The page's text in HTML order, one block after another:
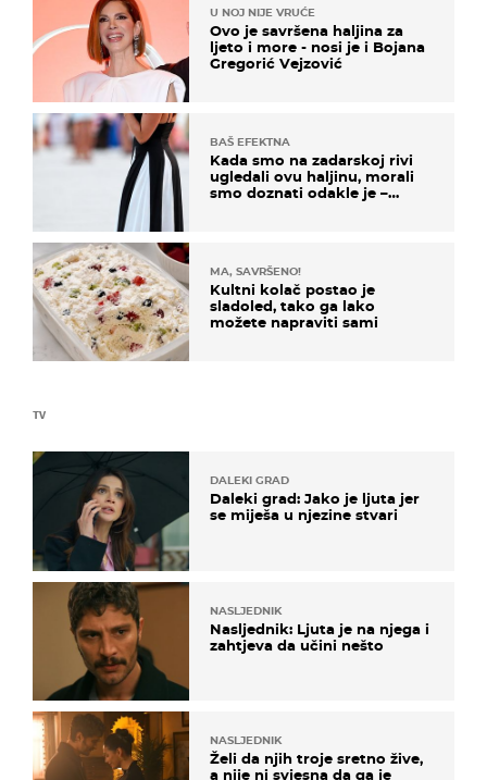
TV
DALEKI GRAD
Daleki grad: Jako je ljuta jer
se miješa u njezine stvari
NASLJEDNIK
Nasljednik: Ljuta je na njega i
zahtjeva da učini nešto
NASLJEDNIK
Želi da njih troje sretno žive,
a nije ni svjesna da ga je
U NOJ NIJE VRUĆE
Ovo je savršena haljina za
ljeto i more - nosi je i Bojana
Gregorić Vejzović
BAŠ EFEKTNA
Kada smo na zadarskoj rivi
ugledali ovu haljinu, morali
smo doznati odakle je –
MA, SAVRŠENO!
Kultni kolač postao je
sladoled, tako ga lako
možete napraviti sami